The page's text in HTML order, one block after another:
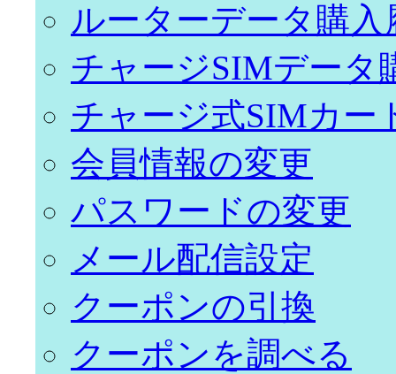
ルーターデータ購入
チャージSIMデータ
チャージ式SIMカー
会員情報の変更
パスワードの変更
メール配信設定
クーポンの引換
クーポンを調べる